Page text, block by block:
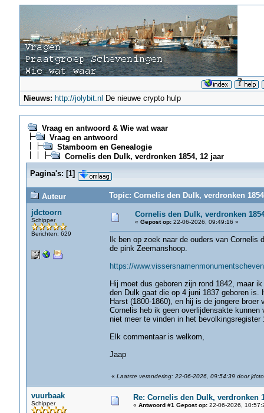
Nieuws: http://jolybit.nl De nieuwe crypto hulp
Vraag en antwoord & Wie wat waar
Vraag en antwoord
Stamboom en Genealogie
Cornelis den Dulk, verdronken 1854, 12 jaar
Pagina's: [1]
Auteur
Topic: Cornelis den Dulk, verdronken
jdctoorn
Schipper
Berichten: 629
Cornelis den Dulk, verdronken
« Gepost op:22-06-2026, 09:49:16 »
Ik ben op zoek naar de ouders van
de pink Zeemanshoop.
https://
Hij moet dus geboren zijn rond 1842, maar
den Dulk gaat die op 4 juni 1837 geboren is.
Harst (1800-1860), en hij is de jongere
Cornelis heb ik geen overlijdensakte
niet meer te vinden in het
Elk commentaar is welkom,
Jaap
« Laatste verandering: 22-06-2026, 09:54:39 door
vuurbaak
Schipper
Re: Cornelis den Dulk, verdronken
« Antwoord #1 Gepost op:22-06-2026,